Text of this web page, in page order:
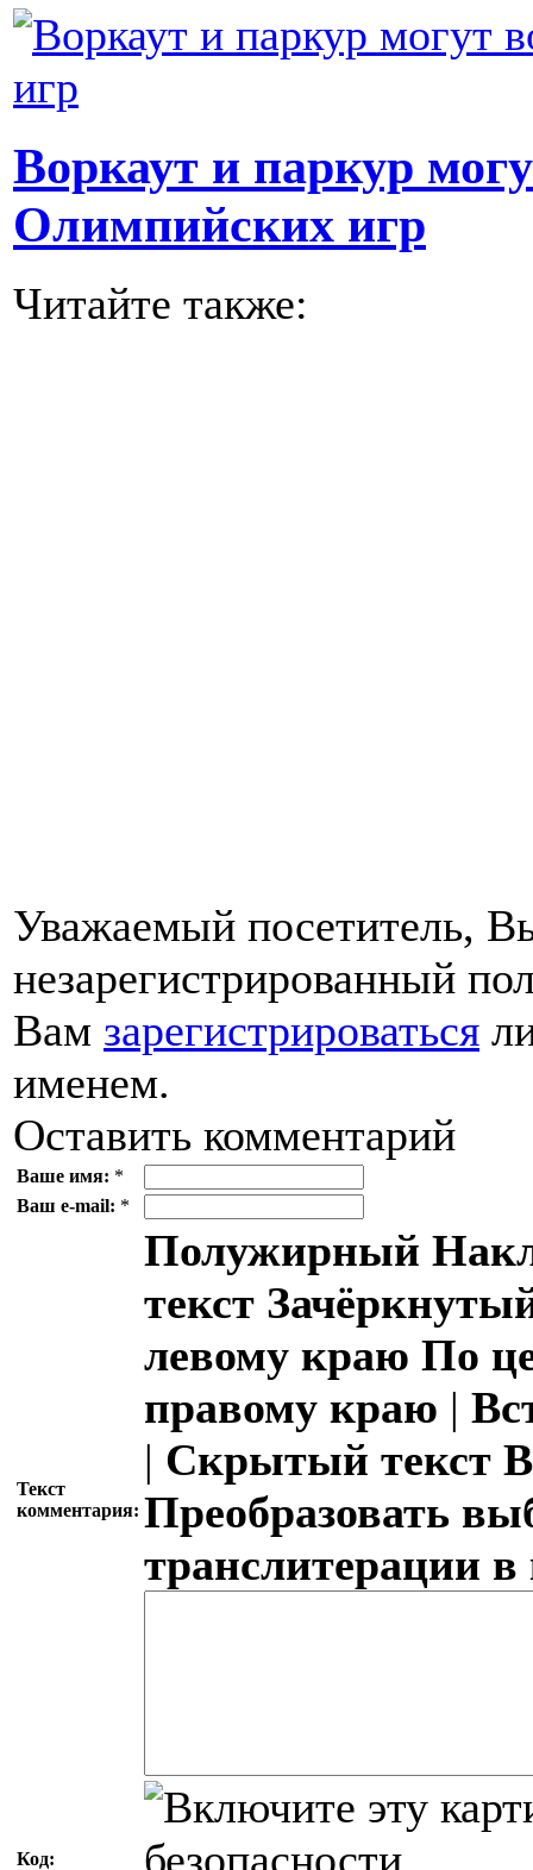
Воркаут и паркур
Олимпийских игр‍
Читайте также:
Уважаемый посетитель,
незарегистрированный
Вам зарегистрироваться
именем.
Оставить комментарий
Ваше имя: *
Ваш e-mail: *
Текст
комментария:
Полужирный
текст
левому краю По
правому краю |
| Скрытый текст
Преобразовать
транслитерации
Код: